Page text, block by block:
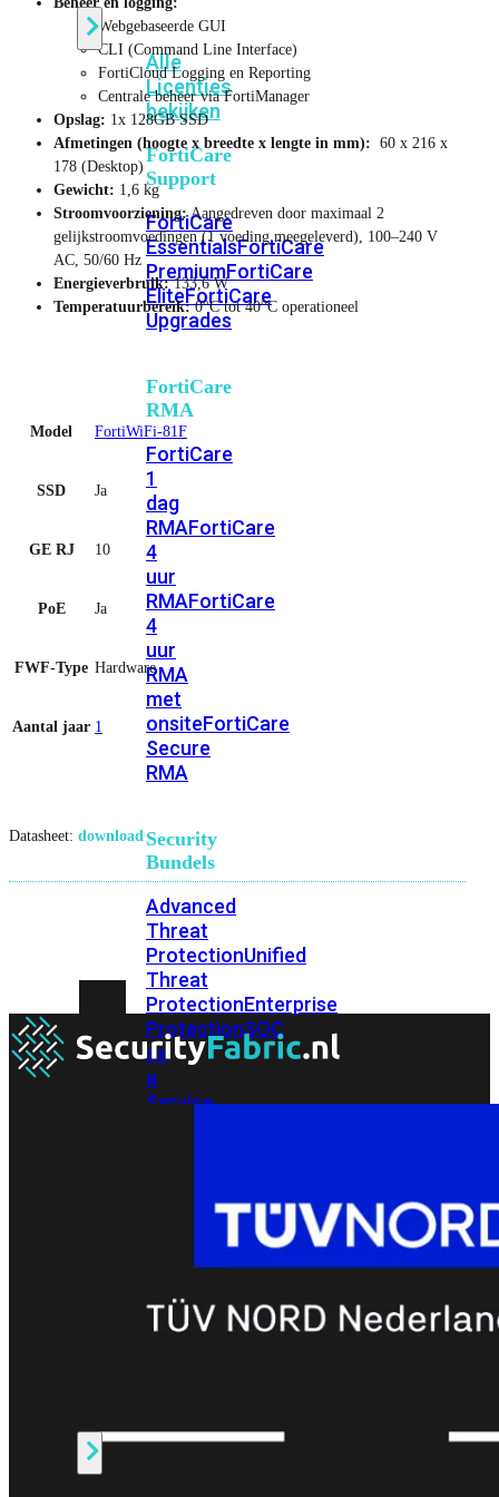
Alle
Licenties
bekijken
FortiCare
Support
FortiCare
EssentialsFortiCare
PremiumFortiCare
EliteFortiCare
Upgrades
FortiCare
RMA
FortiCare
1
dag
RMAFortiCare
4
uur
RMAFortiCare
4
uur
RMA
met
onsiteFortiCare
Secure
RMA
Security
Bundels
Advanced
Threat
ProtectionUnified
Threat
ProtectionEnterprise
ProtectionSOC
as
a
Service
Security
BundelsSOC
a
Service
Webgebaseerde GUI
CLI (Command Line Interface)
FortiCloud Logging en Reporting
Centrale beheer via FortiManager
Opslag: 1x 128GB SSD
Afmetingen (hoogte x breedte x lengte in mm): 60 x 216 x
178 (Desktop)
Gewicht: 1,6 kg
Stroomvoorziening:Aangedreven door maximaal 2
gelijkstroomvoedingen (1 voeding meegeleverd), 100–240 V
AC, 50/60 Hz
Energieverbruik:133,6 W
Temperatuurbereik:0°C tot 40°C operationeel
Model FortiWiFi-81F
SSD Ja
GE RJ 10
PoE Ja
FWF-Type Hardware
Aantal jaar 1
Datasheet: download